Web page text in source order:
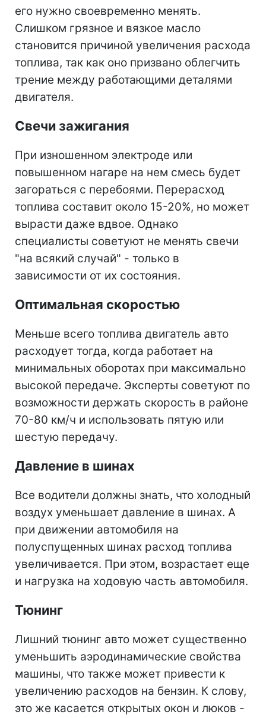
его нужно своевременно менять.
Слишком грязное и вязкое масло
становится причиной увеличения расхода
топлива, так как оно призвано облегчить
трение между работающими деталями
двигателя.
Свечи зажигания
При изношенном электроде или
повышенном нагаре на нем смесь будет
загораться с перебоями. Перерасход
топлива составит около 15-20%, но может
вырасти даже вдвое. Однако
специалисты советуют не менять свечи
"на всякий случай" - только в
зависимости от их состояния.
Оптимальная скоростью
Меньше всего топлива двигатель авто
расходует тогда, когда работает на
минимальных оборотах при максимально
высокой передаче. Эксперты советуют по
возможности держать скорость в районе
70-80 км/ч и использовать пятую или
шестую передачу.
Давление в шинах
Все водители должны знать, что холодный
воздух уменьшает давление в шинах. А
при движении автомобиля на
полуспущенных шинах расход топлива
увеличивается. При этом, возрастает еще
и нагрузка на ходовую часть автомобиля.
Тюнинг
Лишний тюнинг авто может существенно
уменьшить аэродинамические свойства
машины, что также может привести к
увеличению расходов на бензин. К слову,
это же касается открытых окон и люков -